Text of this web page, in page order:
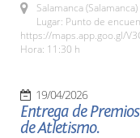
Salamanca (Salamanca)
Lugar: Punto de
https://maps.app.goo.gl/
Hora: 11:30 h
19/04/2026
Entrega de
de Atletismo.